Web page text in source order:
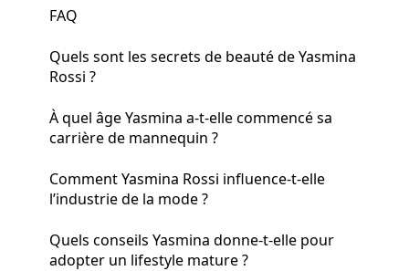
FAQ
Quels sont les secrets de beauté de Yasmina
Rossi ?
À quel âge Yasmina a-t-elle commencé sa
carrière de mannequin ?
Comment Yasmina Rossi influence-t-elle
l’industrie de la mode ?
Quels conseils Yasmina donne-t-elle pour
adopter un lifestyle mature ?